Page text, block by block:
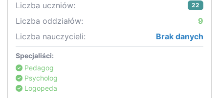
Liczba uczniów: 22
Liczba oddziałów:
9
Liczba nauczycieli:
Brak danych
Specjaliści:
Pedagog
Psycholog
Logopeda